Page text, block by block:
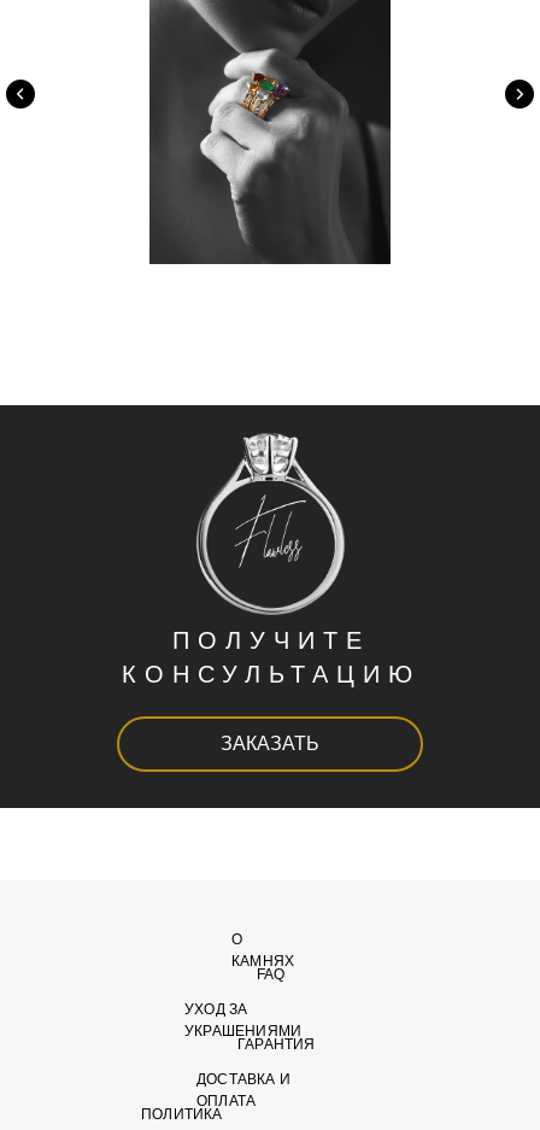
ПОЛУЧИТЕ
КОНСУЛЬТАЦИЮ
ЗАКАЗАТЬ
FAQ
О
КАМНЯХ
ГАРАНТИЯ
ДОСТАВКА И
ОПЛАТА
ПОЛИТИКА
УХОД ЗА
УКРАШЕНИЯМИ